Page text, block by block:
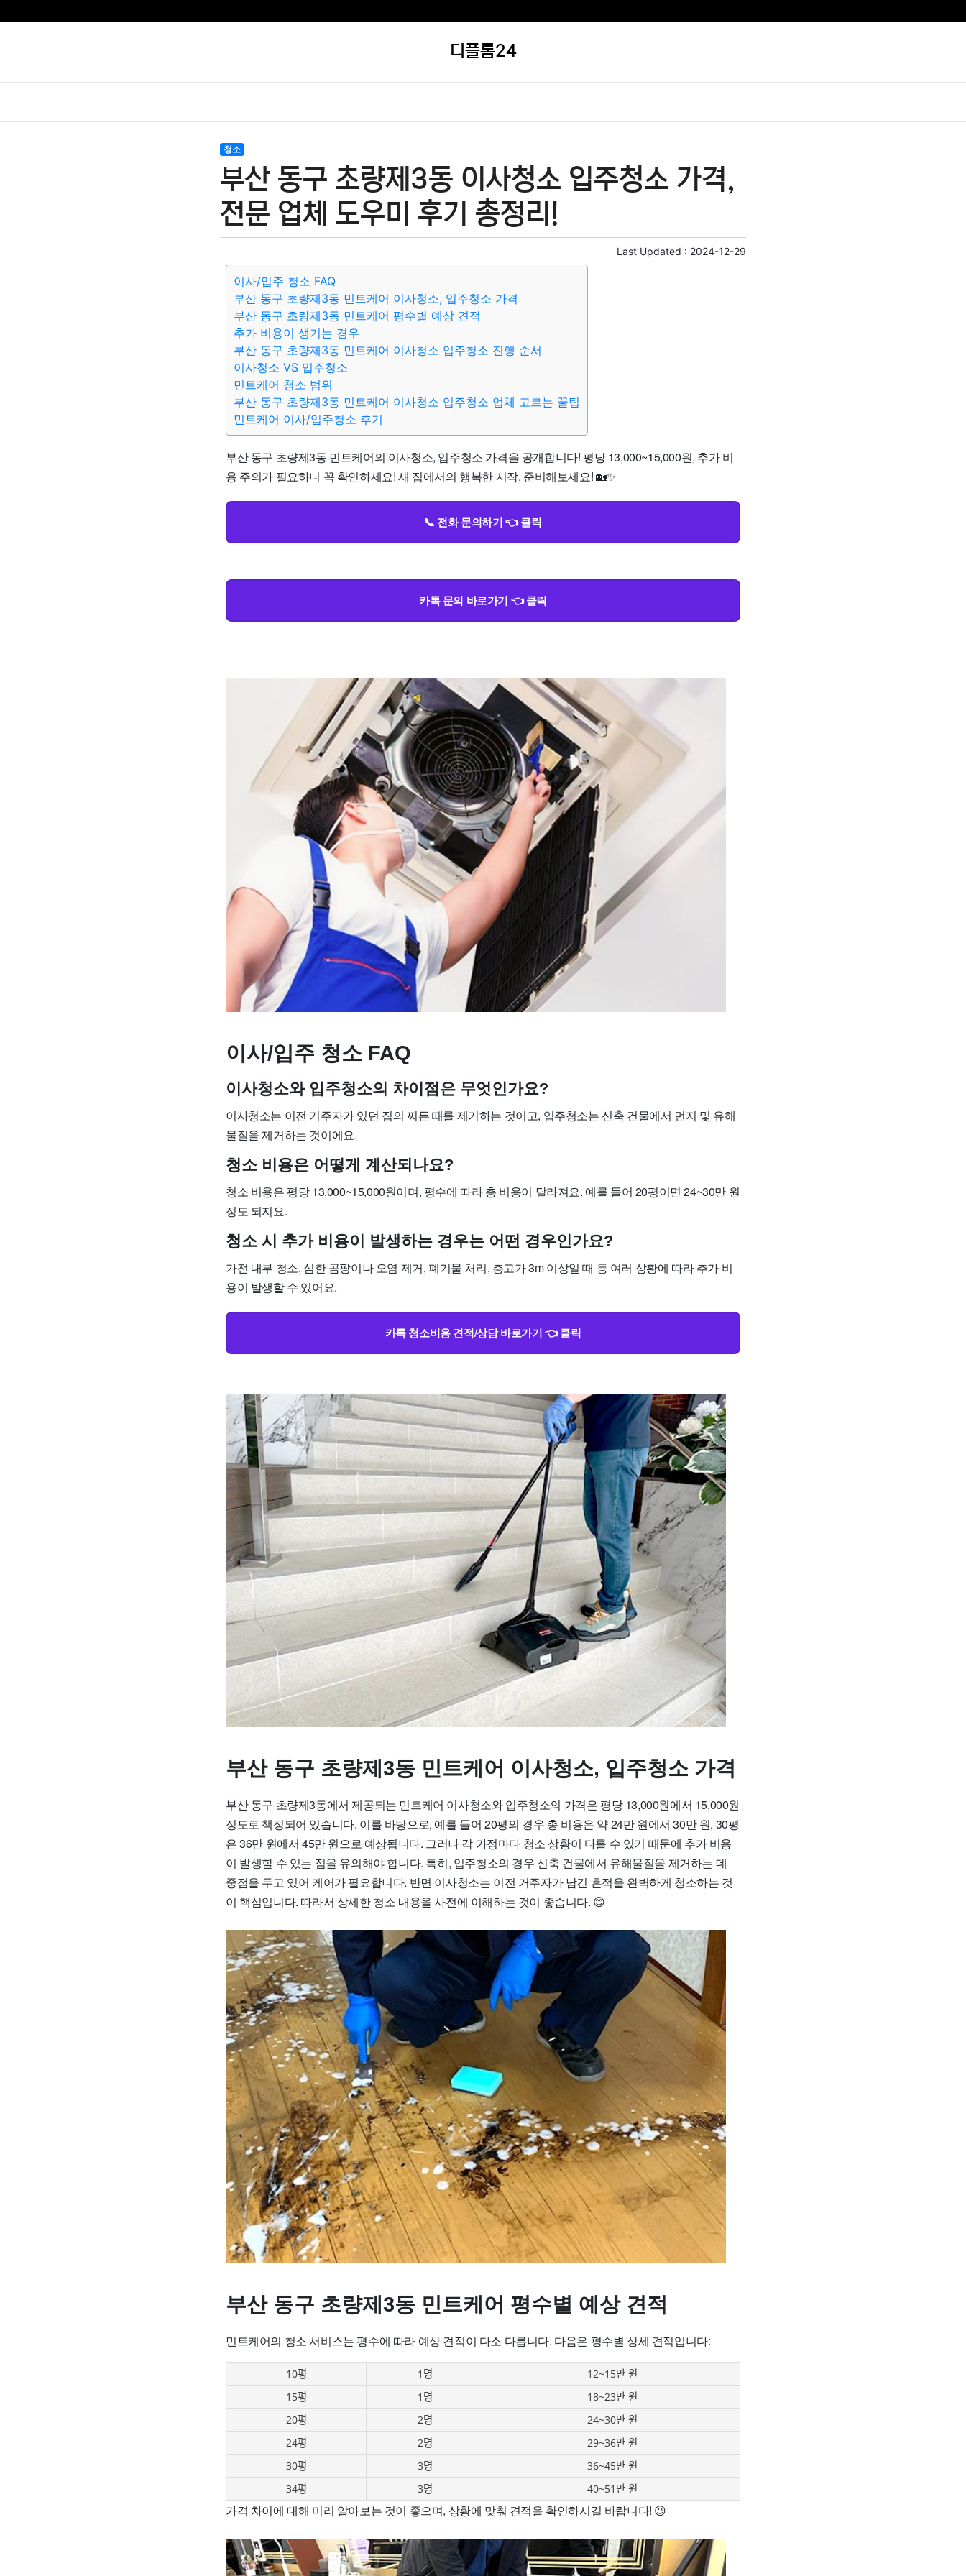
디플롬24
청소
부산 동구 초량제3동 이사청소 입주청소 가격,
전문 업체 도우미 후기 총정리!
Last Updated : 2024-12-29
이사/입주 청소 FAQ
부산 동구 초량제3동 민트케어 이사청소, 입주청소 가격
부산 동구 초량제3동 민트케어 평수별 예상 견적
추가 비용이 생기는 경우
부산 동구 초량제3동 민트케어 이사청소 입주청소 진행 순서
이사청소 VS 입주청소
민트케어 청소 범위
부산 동구 초량제3동 민트케어 이사청소 입주청소 업체 고르는 꿀팁
민트케어 이사/입주청소 후기
부산 동구 초량제3동 민트케어의 이사청소, 입주청소 가격을 공개합니다! 평당 13,000~15,000원, 추가 비
용 주의가 필요하니 꼭 확인하세요! 새 집에서의 행복한 시작, 준비해보세요! 🏡✨
📞 전화 문의하기 👈 클릭
카톡 문의 바로가기 👈 클릭
이사/입주 청소 FAQ
이사청소와 입주청소의 차이점은 무엇인가요?
이사청소는 이전 거주자가 있던 집의 찌든 때를 제거하는 것이고, 입주청소는 신축 건물에서 먼지 및 유해
물질을 제거하는 것이에요.
청소 비용은 어떻게 계산되나요?
청소 비용은 평당 13,000~15,000원이며, 평수에 따라 총 비용이 달라져요. 예를 들어 20평이면 24~30만 원
정도 되지요.
청소 시 추가 비용이 발생하는 경우는 어떤 경우인가요?
가전 내부 청소, 심한 곰팡이나 오염 제거, 폐기물 처리, 층고가 3m 이상일 때 등 여러 상황에 따라 추가 비
용이 발생할 수 있어요.
카톡 청소비용 견적/상담 바로가기 👈 클릭
부산 동구 초량제3동 민트케어 이사청소, 입주청소 가격
부산 동구 초량제3동에서 제공되는 민트케어 이사청소와 입주청소의 가격은 평당 13,000원에서 15,000원
정도로 책정되어 있습니다. 이를 바탕으로, 예를 들어 20평의 경우 총 비용은 약 24만 원에서 30만 원, 30평
은 36만 원에서 45만 원으로 예상됩니다. 그러나 각 가정마다 청소 상황이 다를 수 있기 때문에 추가 비용
이 발생할 수 있는 점을 유의해야 합니다. 특히, 입주청소의 경우 신축 건물에서 유해물질을 제거하는 데
중점을 두고 있어 케어가 필요합니다. 반면 이사청소는 이전 거주자가 남긴 흔적을 완벽하게 청소하는 것
이 핵심입니다. 따라서 상세한 청소 내용을 사전에 이해하는 것이 좋습니다. 😊
부산 동구 초량제3동 민트케어 평수별 예상 견적
민트케어의 청소 서비스는 평수에 따라 예상 견적이 다소 다릅니다. 다음은 평수별 상세 견적입니다:
10평 1명
12~15만 원
15평
1명
18~23만 원
20평
2명
24~30만 원
24평
2명
29~36만 원
30평
3명
36~45만 원
34평
3명 40~51만 원
가격 차이에 대해 미리 알아보는 것이 좋으며, 상황에 맞춰 견적을 확인하시길 바랍니다! 😉